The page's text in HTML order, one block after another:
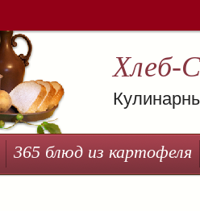
Хлеб-
365 блюд из картофеля